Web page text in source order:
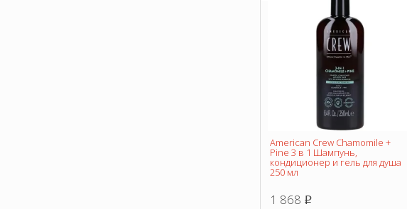
American Crew Chamomile +
Pine 3 в 1 Шампунь,
кондиционер и гель для душа
250 мл
1 868 p